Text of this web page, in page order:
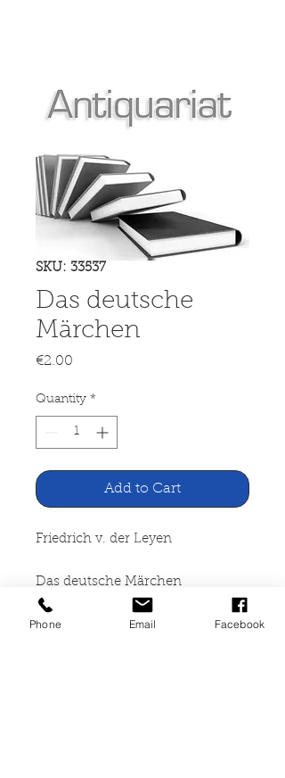
SKU: 33537
Das deutsche
Märchen
€2.00
Quantity *
Add to Cart
Friedrich v. der Leyen
Das deutsche Märchen
Verlag Quelle & Meyer, Leipzig
Phone Email Facebook